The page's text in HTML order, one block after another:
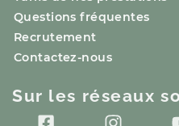
Questions fréquentes
Recrutement
Contactez-nous
Sur les réseaux